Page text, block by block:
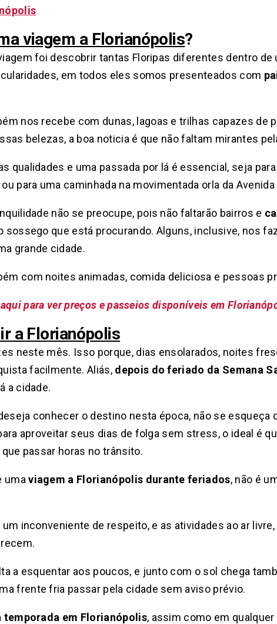
viagem a Florianópolis?
foi descobrir tantas Floripas diferentes dentro de
em todos eles somos presenteados com
nos recebe com dunas, lagoas e trilhas capazes de
belezas, a boa noticia é que não faltam mirantes
qualidades e uma passada por lá é essencial, seja
para uma caminhada na movimentada orla da
não se preocupe, pois não faltarão bairros e
sossego que está procurando. Alguns, inclusive, nos
grande cidade.
com noites animadas, comida deliciosa e pessoas
para ver preços e passeios disponíveis em
a Florianópolis
neste mês. Isso porque, dias ensolarados, noites
facilmente. Aliás, depois do feriado da Semana
a cidade.
conhecer o destino nesta época, não se esqueça
aproveitar seus dias de folga sem stress, o ideal é
passar horas no trânsito.
umaviagem a Florianópolis durante feriados, não é
inconveniente de respeito, e as atividades ao ar
a esquentar aos poucos, e junto com o sol chega
frente fria passar pela cidade sem aviso prévio.
temporada em Florianópolis, assim como em